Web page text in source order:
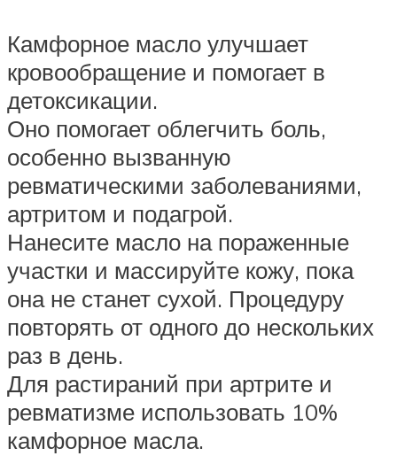
Камфорное масло улучшает
кровообращение и помогает в
детоксикации.
Оно помогает облегчить боль,
особенно вызванную
ревматическими заболеваниями,
артритом и подагрой.
Нанесите масло на пораженные
участки и массируйте кожу, пока
она не станет сухой. Процедуру
повторять от одного до нескольких
раз в день.
Для растираний при артрите и
ревматизме использовать 10%
камфорное масла.